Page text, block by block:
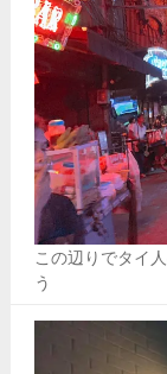
この辺りでタイ
う